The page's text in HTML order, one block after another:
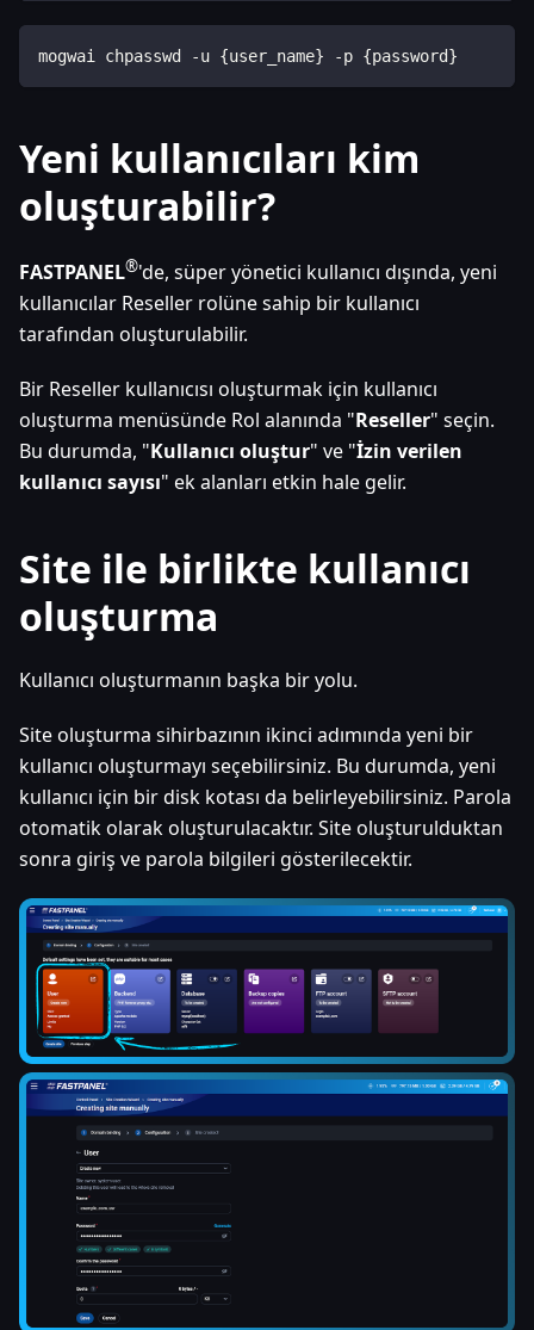
mogwai chpasswd -u {user_name} -p {password}
Yeni kullanıcıları kim
oluşturabilir?
FASTPANEL®'de, süper yönetici kullanıcı dışında, yeni
kullanıcılar Reseller rolüne sahip bir kullanıcı
tarafından oluşturulabilir.
Bir Reseller kullanıcısı oluşturmak için kullanıcı
oluşturma menüsünde Rol alanında "Reseller" seçin.
Bu durumda, "Kullanıcı oluştur" ve "İzin verilen
kullanıcı sayısı" ek alanları etkin hale gelir.
Site ile birlikte kullanıcı
oluşturma
Kullanıcı oluşturmanın başka bir yolu.
Site oluşturma sihirbazının ikinci adımında yeni bir
kullanıcı oluşturmayı seçebilirsiniz. Bu durumda, yeni
kullanıcı için bir disk kotası da belirleyebilirsiniz. Parola
otomatik olarak oluşturulacaktır. Site oluşturulduktan
sonra giriş ve parola bilgileri gösterilecektir.